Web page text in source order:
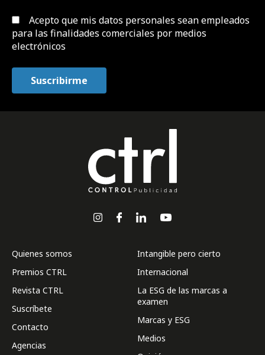
Acepto que mis datos personales sean empleados
para las finalidades comerciales por medios
electrónicos
Quienes somos
Premios CTRL
Revista CTRL
Suscríbete
Contacto
Agencias
Intangible pero cierto
Internacional
La ESG de las marcas a
examen
Marcas y ESG
Medios